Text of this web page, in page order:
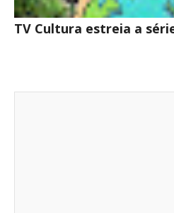
TV Cultura estreia a